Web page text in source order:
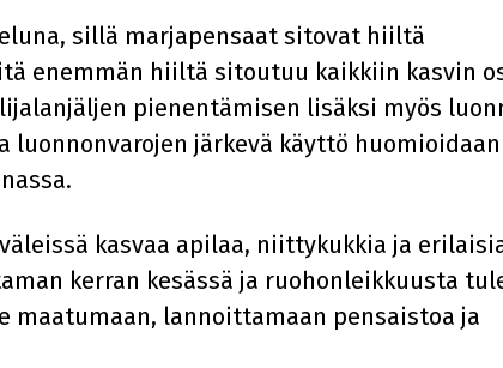
sillä marjapensaat sitovat hiiltä
enemmän hiiltä sitoutuu kaikkiin kasvin
pienentämisen lisäksi myös
järkevä käyttö huomioidaan
kasvaa apilaa, niittykukkia ja
kerran kesässä ja ruohonleikkuusta
lannoittamaan pensaistoa ja